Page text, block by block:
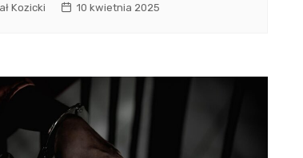
Kozicki 10 kwietnia 2025